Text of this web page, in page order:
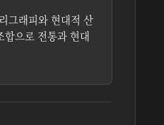
그래피와 현대적 산
합으로 전통과 현대